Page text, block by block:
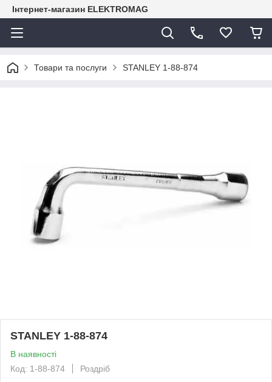
Інтернет-магазин ELEKTROMAG
Товари та послуги STANLEY 1-88-874
STANLEY 1-88-874
В наявності
Код: 1-88-874
Роздріб